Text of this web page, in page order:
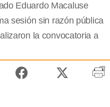
Eduardo Macaluse
sesión sin razón pública
la convocatoria a